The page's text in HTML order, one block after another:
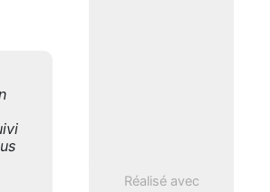
Réalisé avec